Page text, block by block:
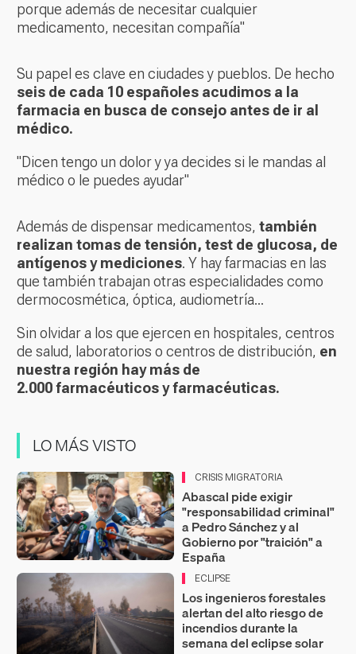
porque además de necesitar cualquier
medicamento, necesitan compañía"
Su papel es clave en ciudades y pueblos. De hecho
seis de cada 10 españoles acudimos a la
farmacia en busca de consejo antes de ir al
médico.
"Dicen tengo un dolor y ya decides si le mandas al
médico o le puedes ayudar"
Además de dispensar medicamentos, también
realizan tomas de tensión, test de glucosa, de
antígenos y mediciones. Y hay farmacias en las
que también trabajan otras especialidades como
dermocosmética, óptica, audiometría...
Sin olvidar a los que ejercen en hospitales, centros
de salud, laboratorios o centros de distribución, en
nuestra región hay más de
2.000 farmacéuticos y farmacéuticas.
LO MÁS VISTO
CRISIS MIGRATORIA
Abascal pide exigir
"responsabilidad criminal"
a Pedro Sánchez y al
Gobierno por "traición" a
España
ECLIPSE
Los ingenieros forestales
alertan del alto riesgo de
incendios durante la
semana del eclipse solar